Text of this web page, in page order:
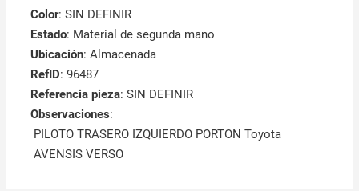
Color: SIN DEFINIR
Estado: Material de segunda mano
Ubicación: Almacenada
RefID: 96487
Referencia pieza: SIN DEFINIR
Observaciones:
PILOTO TRASERO IZQUIERDO PORTON Toyota
AVENSIS VERSO